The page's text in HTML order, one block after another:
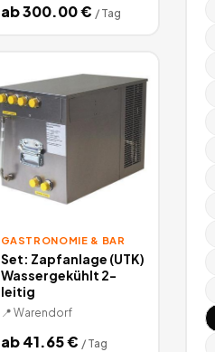
ab300.00€ / Tag
GASTRONOMIE & BAR
Set: Zapfanlage (UTK)
Wassergekühlt 2-
leitig
📍 Warendorf
ab41.65€ / Tag